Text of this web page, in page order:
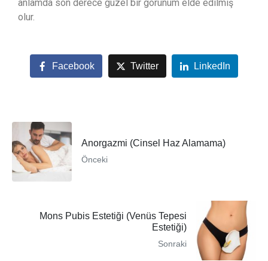
anlamda son derece güzel bir görünüm elde edilmiş
olur.
Facebook Twitter LinkedIn
Anorgazmi (Cinsel Haz Alamama)
Önceki
Mons Pubis Estetiği (Venüs Tepesi
Estetiği)
Sonraki